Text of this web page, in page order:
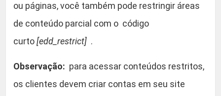
i
d
a
e
ou páginas, você também pode restringir áreas
de conteúdo parcial com o código
curto[edd_restrict] .
Observação: para acessar conteúdos restritos,
os clientes devem criar contas em seu site